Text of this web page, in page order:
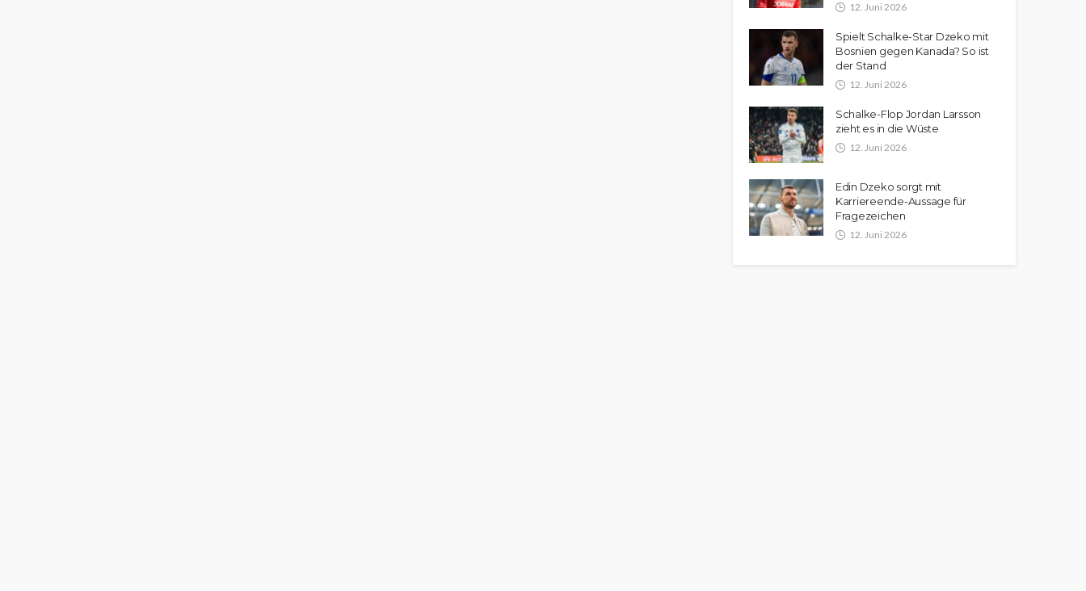
12. Juni 2026
Spielt Schalke-Star Dzeko mit
Bosnien gegen Kanada? So ist
der Stand
12. Juni 2026
Schalke-Flop Jordan Larsson
zieht es in die Wüste
12. Juni 2026
Edin Dzeko sorgt mit
Karriereende-Aussage für
Fragezeichen
12. Juni 2026